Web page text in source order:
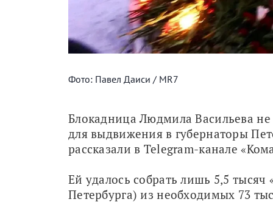
Фото: Павел Даиси / MR7
Блокадница Людмила Васильева
для выдвижения в губернаторы
рассказали в Telegram-канале
Ей удалось собрать лишь 5,5 тысяч
Петербурга) из необходимых 73